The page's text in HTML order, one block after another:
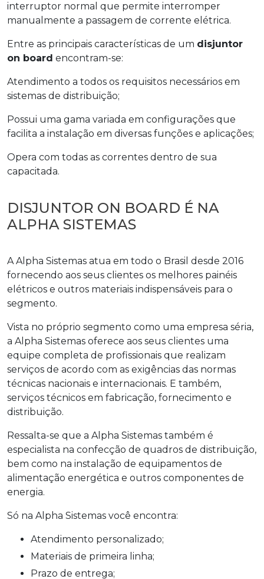
interruptor normal que permite interromper
manualmente a passagem de corrente elétrica.
Entre as principais características de um disjuntor
on board encontram-se:
Atendimento a todos os requisitos necessários em
sistemas de distribuição;
Possui uma gama variada em configurações que
facilita a instalação em diversas funções e aplicações;
Opera com todas as correntes dentro de sua
capacitada.
DISJUNTOR ON BOARD É NA
ALPHA SISTEMAS
A Alpha Sistemas atua em todo o Brasil desde 2016
fornecendo aos seus clientes os melhores painéis
elétricos e outros materiais indispensáveis para o
segmento.
Vista no próprio segmento como uma empresa séria,
a Alpha Sistemas oferece aos seus clientes uma
equipe completa de profissionais que realizam
serviços de acordo com as exigências das normas
técnicas nacionais e internacionais. E também,
serviços técnicos em fabricação, fornecimento e
distribuição.
Ressalta-se que a Alpha Sistemas também é
especialista na confecção de quadros de distribuição,
bem como na instalação de equipamentos de
alimentação energética e outros componentes de
energia.
Só na Alpha Sistemas você encontra:
Atendimento personalizado;
Materiais de primeira linha;
Prazo de entrega;